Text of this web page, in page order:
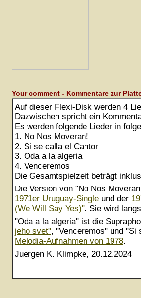
Your comment - Kommentare zur
Auf dieser Flexi-Disk werden 4
Dazwischen spricht ein
Es werden folgende Lieder in
1. No Nos Moveran!
2. Si se calla el Cantor
3. Oda a la algeria
4. Venceremos
Die Gesamtspielzeit beträgt
Die Version von "No Nos
1971er Uruguay-Single und der
(We Will Say Yes)". Sie wird
"Oda a la algeria" ist die
jeho svet", "Venceremos" und "Si
Melodia-Aufnahmen von 1978.
Juergen K. Klimpke, 20.12.2024